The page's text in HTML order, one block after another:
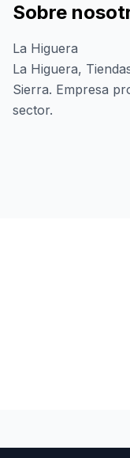
Sobre
La Higuera
La Higuera,
Sierra. Empresa
sector.